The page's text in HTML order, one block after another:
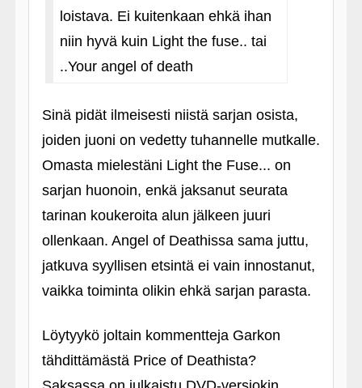
loistava. Ei kuitenkaan ehkä ihan
niin hyvä kuin Light the fuse.. tai
..Your angel of death
Sinä pidät ilmeisesti niistä sarjan osista,
joiden juoni on vedetty tuhannelle mutkalle.
Omasta mielestäni Light the Fuse... on
sarjan huonoin, enkä jaksanut seurata
tarinan koukeroita alun jälkeen juuri
ollenkaan. Angel of Deathissa sama juttu,
jatkuva syyllisen etsintä ei vain innostanut,
vaikka toiminta olikin ehkä sarjan parasta.
Löytyykö joltain kommentteja Garkon
tähdittämästä Price of Deathista?